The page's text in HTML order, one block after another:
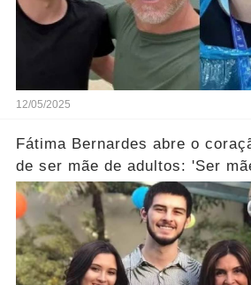
12/05/2025
Fátima Bernardes abre o
de ser mãe de adultos: 'Ser
ser…' Ver Mais